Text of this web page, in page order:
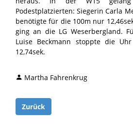
Podestplatzierten: Siegerin Carla
benötigte für die 100m nur
ging an die LG Weserbergland.
Luise Beckmann stoppte die
12,74sek.
Martha Fahrenkrug
Zurück